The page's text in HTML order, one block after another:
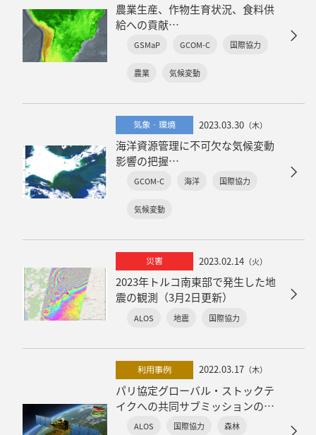
農業生産、作物生育状況、食料供
給への貢献
～環境が世界の穀物需給に与える
GSMaP GCOM-C 国際協力
農業 気候変動
気象・環境 2023.03.30 （木）
海洋資源管理に不可欠な気候変動
影響の把握
～海の色の変化を監視する「しき
GCOM-C 海洋 国際協力
気候変動
災害 2023.02.14 （火）
2023年トルコ南東部で発生した地
震の観測（3月2日更新）
ALOS 地震 国際協力
利用事例 2022.03.17 （木）
パリ協定グローバル・ストックテ
イクへの共同サブミッションの提
ALOS 国際協力 森林